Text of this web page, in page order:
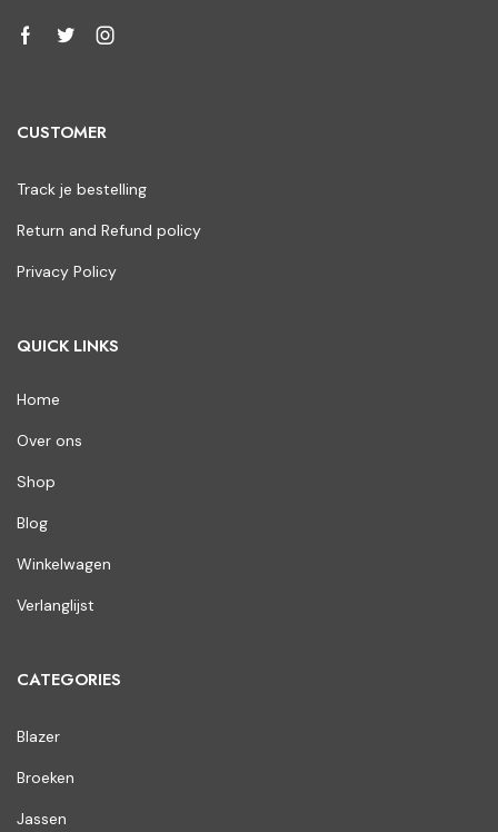
CUSTOMER
Track je bestelling
Return and Refund policy
Privacy Policy
QUICK LINKS
Home
Over ons
Shop
Blog
Winkelwagen
Verlanglijst
CATEGORIES
Blazer
Broeken
Jassen